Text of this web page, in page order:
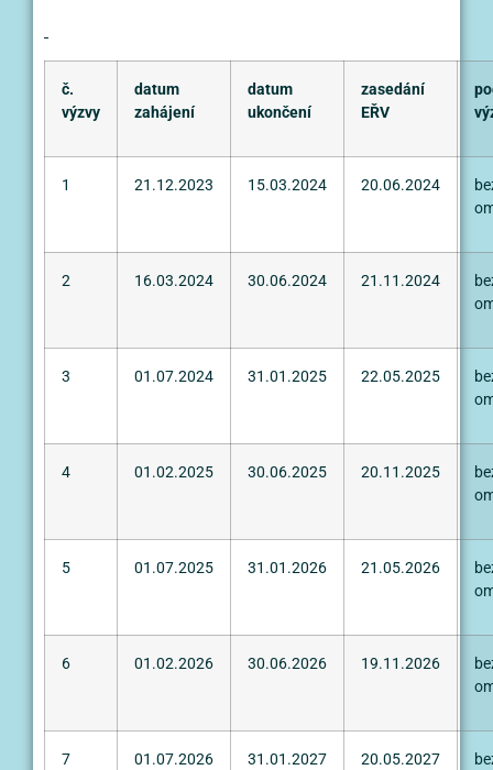
č.
výzvy
datum
zahájení
datum
ukončení
zasedání
EŘV
1 21.12.2023 15.03.2024 20.06.2024
2 16.03.2024 30.06.2024 21.11.2024
3 01.07.2024 31.01.2025 22.05.2025
4 01.02.2025 30.06.2025 20.11.2025
5 01.07.2025 31.01.2026 21.05.2026
6 01.02.2026 30.06.2026 19.11.2026
7 01.07.2026 31.01.2027 20.05.2027